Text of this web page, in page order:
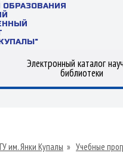
Электронный каталог
библиотеки
им. Янки Купалы » Учебные